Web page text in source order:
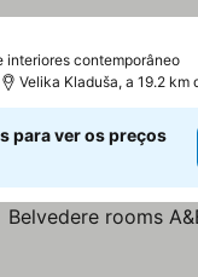
interiores contemporâneo
Velika Kladuša, a 19.2 km
para ver os preços